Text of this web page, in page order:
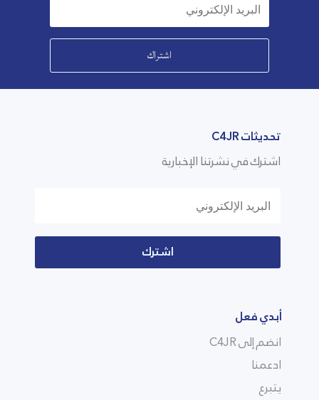
اشتراك
تحديثات C4JR
اشترك في نشرتنا الإخبارية
اشترك
أبدي فعل
انضم إلى C4JR
ادعمنا
يتبرع